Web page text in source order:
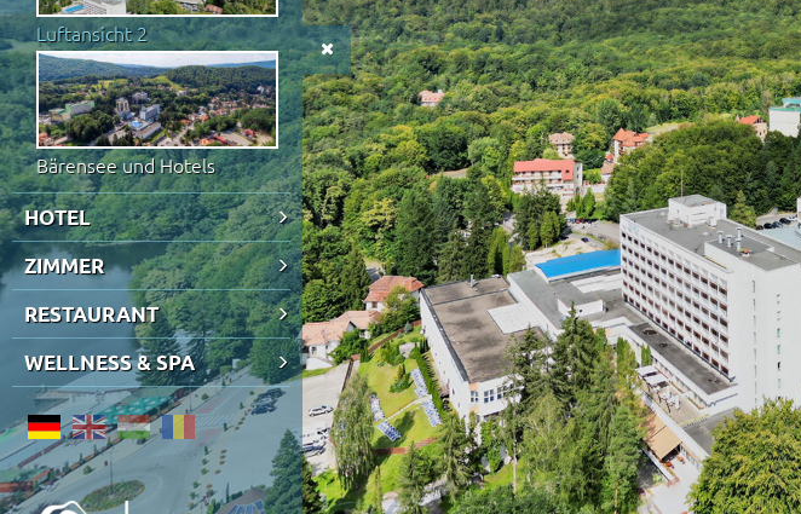
Luftansicht 2
Bärensee und Hotels
HOTEL
ZIMMER
RESTAURANT
WELLNESS & SPA